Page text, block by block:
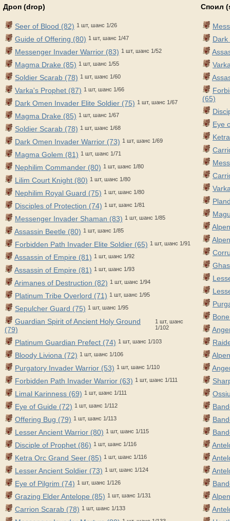
Дроп (drop)
Seer of Blood (82) 1 шт, шанс 1/26
Guide of Offering (80) 1 шт, шанс 1/47
Messenger Invader Warrior (83) 1 шт, шанс 1/52
Magma Drake (85) 1 шт, шанс 1/55
Soldier Scarab (78) 1 шт, шанс 1/60
Varka's Prophet (87) 1 шт, шанс 1/66
Dark Omen Invader Elite Soldier (75) 1 шт, шанс 1/67
Magma Drake (85) 1 шт, шанс 1/67
Soldier Scarab (78) 1 шт, шанс 1/68
Dark Omen Invader Warrior (73) 1 шт, шанс 1/69
Magma Golem (81) 1 шт, шанс 1/71
Nephilim Commander (80) 1 шт, шанс 1/80
Lilim Court Knight (80) 1 шт, шанс 1/80
Nephilim Royal Guard (75) 1 шт, шанс 1/80
Disciples of Protection (74) 1 шт, шанс 1/81
Messenger Invader Shaman (83) 1 шт, шанс 1/85
Assassin Beetle (80) 1 шт, шанс 1/85
Forbidden Path Invader Elite Soldier (65) 1 шт, шанс 1/91
Assassin of Empire (81) 1 шт, шанс 1/92
Assassin of Empire (81) 1 шт, шанс 1/93
Arimanes of Destruction (82) 1 шт, шанс 1/94
Platinum Tribe Overlord (71) 1 шт, шанс 1/95
Sepulcher Guard (75) 1 шт, шанс 1/95
Guardian Spirit of Ancient Holy Ground
(79)
1 шт, шанс
1/102
Platinum Guardian Prefect (74) 1 шт, шанс 1/103
Bloody Liviona (72) 1 шт, шанс 1/106
Purgatory Invader Warrior (53) 1 шт, шанс 1/110
Forbidden Path Invader Warrior (63) 1 шт, шанс 1/111
Limal Karinness (69) 1 шт, шанс 1/111
Eye of Guide (72) 1 шт, шанс 1/112
Offering Bug (79) 1 шт, шанс 1/113
Lesser Ancient Warrior (80) 1 шт, шанс 1/115
Disciple of Prophet (86) 1 шт, шанс 1/116
Ketra Orc Grand Seer (85) 1 шт, шанс 1/116
Lesser Ancient Soldier (73) 1 шт, шанс 1/124
Eye of Pilgrim (74) 1 шт, шанс 1/126
Grazing Elder Antelope (85) 1 шт, шанс 1/131
Carrion Scarab (78) 1 шт, шанс 1/133
Споил
Dark
(65)
Eye